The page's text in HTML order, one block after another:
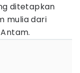
ditetapkan
mulia dari